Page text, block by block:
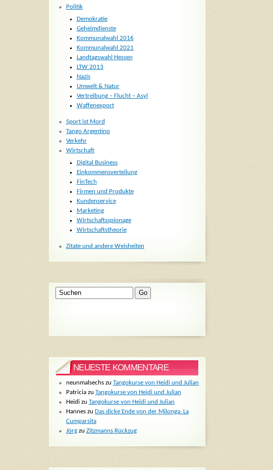
Politik
Demokratie
Geheimdienste
Kommunalwahl 2016
Kommunalwahl 2021
Landtagswahl Hessen
LTW 2013
Nazis
Umwelt & Natur
Vertreibung – Flucht – Asyl
Waffenexport
Sport ist Mord
Tango Argentino
Verkehr
Wirtschaft
Digital Business
Einkommensverteilung
FinTech
Firmen und Produkte
Kundenservice
Marketing
Wirtschaftsspionage
Wirtschaftstheorie
Zitate und andere Weisheiten
NEUESTE KOMMENTARE
neunmalsechszu Tangokurse von Heidi und Julian
Patriciazu Tangokurse von Heidi und Julian
Heidizu Tangokurse von Heidi und Julian
Hanneszu Das dicke Ende von der Milonga: La
Cumparsita
Jörgzu Zitzmanns Rückzug